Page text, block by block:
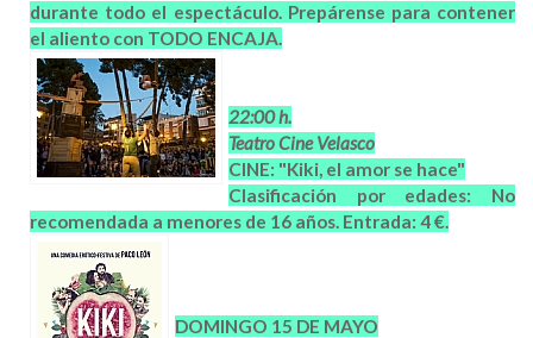
durante todo el espectáculo. Prepárense para contener
el aliento con TODO ENCAJA.
22:00 h.
Teatro Cine Velasco
CINE: "Kiki, el amor se hace"
Clasificación por edades: No
recomendada a menores de 16 años. Entrada: 4 €.
DOMINGO 15 DE MAYO